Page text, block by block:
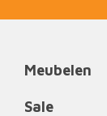
Meubelen
Sale